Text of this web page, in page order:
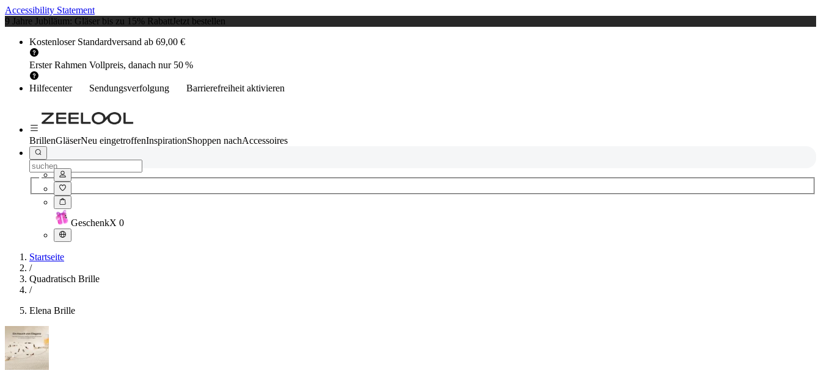
Accessibility Statement
9 Jahre Jubiläum: Gläser bis zu 15% RabattJetzt bestellen
Kostenloser Standardversand ab 69,00 €
Erster Rahmen Vollpreis, danach nur 50 %
Hilfecenter Sendungsverfolgung Barrierefreiheit aktivieren
BrillenGläserNeu eingetroffenInspirationShoppen nachAccessoires
GeschenkX 0
Startseite
/
Quadratisch Brille
/
Elena Brille